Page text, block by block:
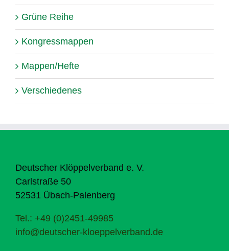
Grüne Reihe
Kongressmappen
Mappen/Hefte
Verschiedenes
Deutscher Klöppelverband e. V.
Carlstraße 50
52531 Übach-Palenberg
Tel.: +49 (0)2451-49985
info@deutscher-kloeppelverband.de